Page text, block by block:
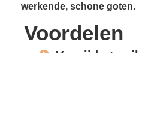
werkende, schone goten.
Voordelen
Verwijdert vuil